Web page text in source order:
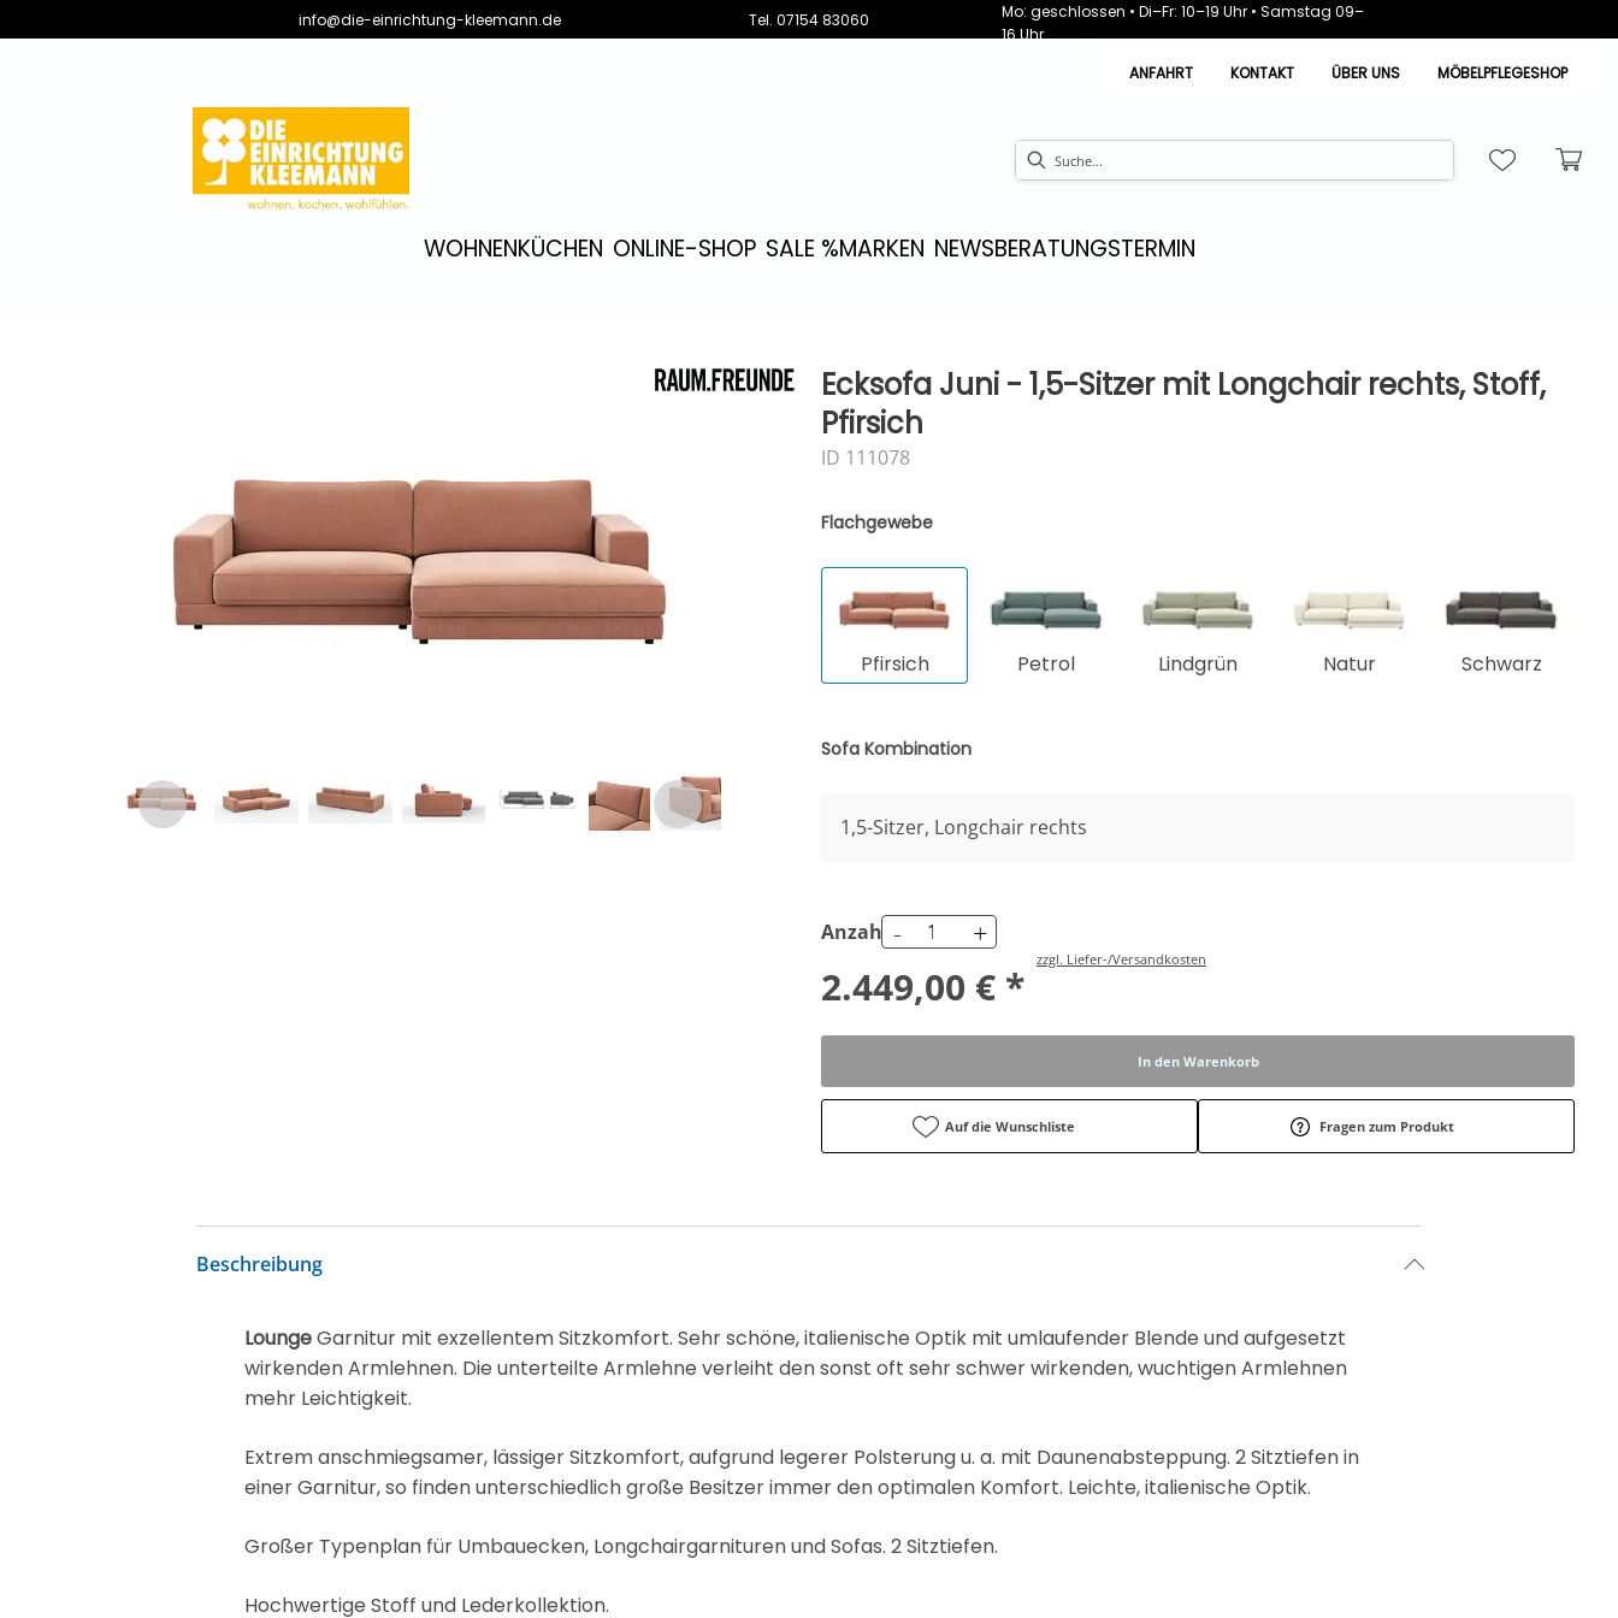
info@die-einrichtung-kleemann.de Tel. 07154 83060
Mo: geschlossen • Di–Fr: 10–19 Uhr • Samstag 09–
16 Uhr
ANFAHRT
KONTAKT ÜBER UNS MÖBELPFLEGESHOP
WOHNENKÜCHEN ONLINE-SHOP SALE %MARKEN NEWSBERATUNGSTERMIN
Ecksofa Juni - 1,5-Sitzer mit Longchair rechts, Stoff,
Pfirsich
ID 111078
Flachgewebe
Pfirsich Petrol Lindgrün Natur Schwarz
Sofa Kombination
1,5-Sitzer, Longchair rechts
Anzahl - +
2.449,00 € *
zzgl. Liefer-/Versandkosten
In den Warenkorb
Auf die Wunschliste Fragen zum Produkt
Beschreibung
LoungeGarnitur mit exzellentem Sitzkomfort. Sehr schöne, italienische Optik mit umlaufender Blende und aufgesetzt
wirkenden Armlehnen. Die unterteilte Armlehne verleiht den sonst oft sehr schwer wirkenden, wuchtigen Armlehnen
mehr Leichtigkeit.
Extrem anschmiegsamer, lässiger Sitzkomfort, aufgrund legerer Polsterung u. a. mit Daunenabsteppung. 2 Sitztiefen in
einer Garnitur, so finden unterschiedlich große Besitzer immer den optimalen Komfort. Leichte, italienische Optik.
Großer Typenplan für Umbauecken, Longchairgarnituren und Sofas. 2 Sitztiefen.
Hochwertige Stoff und Lederkollektion.